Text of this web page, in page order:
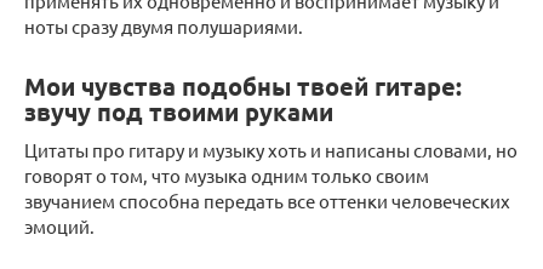
ноты сразу двумя полушариями.
Мои чувства подобны твоей гитаре:
звучу под твоими руками
Цитаты про гитару и музыку хоть и написаны словами, но
говорят о том, что музыка одним только своим
звучанием способна передать все оттенки человеческих
эмоций.